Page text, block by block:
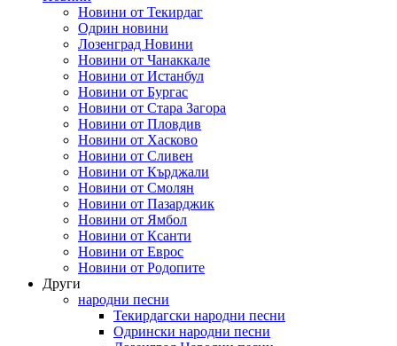
Новини от Текирдаг
Одрин новини
Лозенград Новини
Новини от Чанаккале
Новини от Истанбул
Новини от Бургас
Новини от Стара Загора
Новини от Пловдив
Новини от Хасково
Новини от Сливен
Новини от Кърджали
Новини от Смолян
Новини от Пазарджик
Новини от Ямбол
Новини от Ксанти
Новини от Еврос
Новини от Родопите
Други
народни песни
Текирдагски народни песни
Одрински народни песни